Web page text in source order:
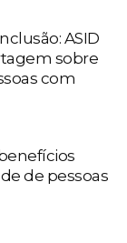
ASID
sobre
com
de pessoas